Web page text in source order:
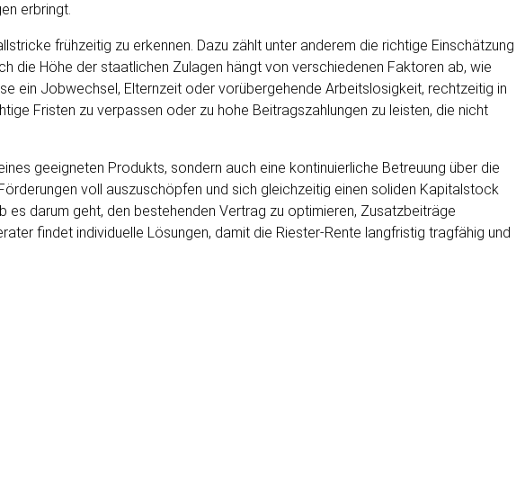
erbringt.
frühzeitig zu erkennen. Dazu zählt unter anderem die richtige Einschätzung
die Höhe der staatlichen Zulagen hängt von verschiedenen Faktoren ab, wie
ein Jobwechsel, Elternzeit oder vorübergehende Arbeitslosigkeit, rechtzeitig in
Fristen zu verpassen oder zu hohe Beitragszahlungen zu leisten, die nicht
geeigneten Produkts, sondern auch eine kontinuierliche Betreuung über die
voll auszuschöpfen und sich gleichzeitig einen soliden Kapitalstock
darum geht, den bestehenden Vertrag zu optimieren, Zusatzbeiträge
findet individuelle Lösungen, damit die Riester-Rente langfristig tragfähig und